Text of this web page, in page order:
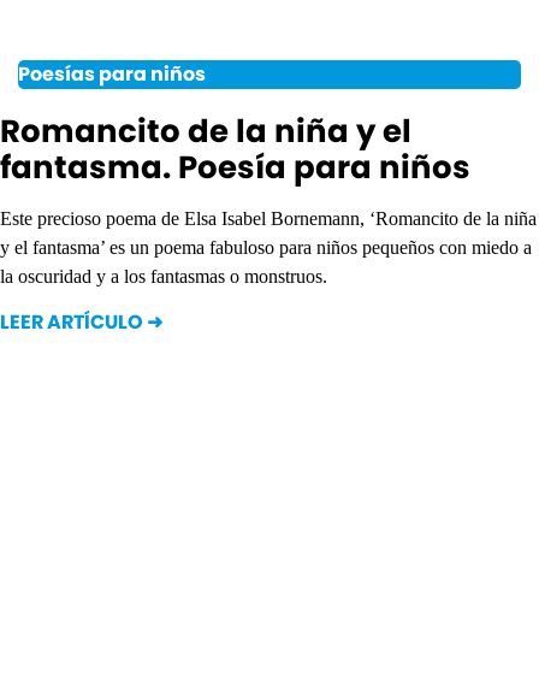
Poesías para niños
Romancito de la niña y el
fantasma. Poesía para niños
Este precioso poema de Elsa Isabel Bornemann, ‘Romancito de la niña
y el fantasma’ es un poema fabuloso para niños pequeños con miedo a
la oscuridad y a los fantasmas o monstruos.
LEER ARTÍCULO ➜